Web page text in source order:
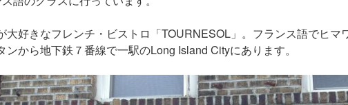
大好きなフレンチ・ビストロ「TOURNESOL」。フランス語でヒマ
ンから地下鉄７番線で一駅のLong Island Cityにあります。